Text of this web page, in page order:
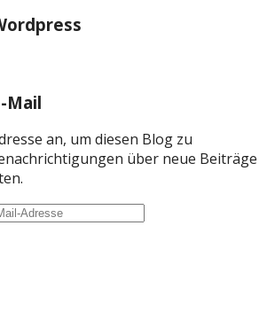
Mail
an, um diesen Blog zu
über neue Beiträge